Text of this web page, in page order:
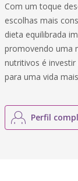
Com um toque
escolhas mais
dieta equilibrada
promovendo uma
nutritivos é
para uma vida
Perfil